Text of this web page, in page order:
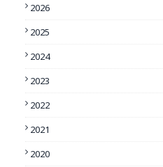
2026
2025
2024
2023
2022
2021
2020